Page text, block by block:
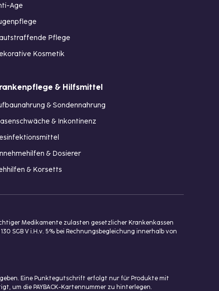
Age
Pflege
Kosmetik
& Hilfsmittel
& Sondennahrung
& Inkontinenz
& Dosierer
& Korsetts
Medikamente zulasten gesetzlicher Krankenkassen
SGB V i.H.v. 5% bei Rechnungsbegleichung innerhalb von
Eine Punktegutschrift erfolgt nur für Produkte mit
um die PAYBACK-Kartennummer zu hinterlegen.